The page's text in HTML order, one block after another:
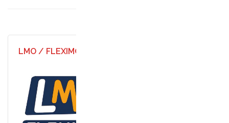
LMO / FLEXIMO / BLI